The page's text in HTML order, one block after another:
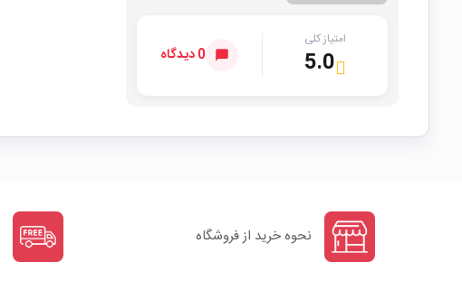
امتیاز کلی
5.0 0 دیدگاه
نحوه خرید از فروشگاه